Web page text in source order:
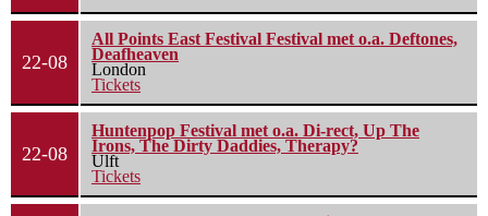
22-08
All Points East Festival Festival met o.a. Deftones,
Deafheaven
London
Tickets
22-08
Huntenpop Festival met o.a. Di-rect, Up The
Irons, The Dirty Daddies, Therapy?
Ulft
Tickets